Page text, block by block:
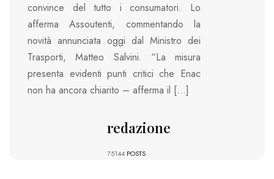
convince del tutto i consumatori. Lo
afferma Assoutenti, commentando la
novità annunciata oggi dal Ministro dei
Trasporti, Matteo Salvini. “La misura
presenta evidenti punti critici che Enac
non ha ancora chiarito – afferma il […]
redazione
75144 POSTS